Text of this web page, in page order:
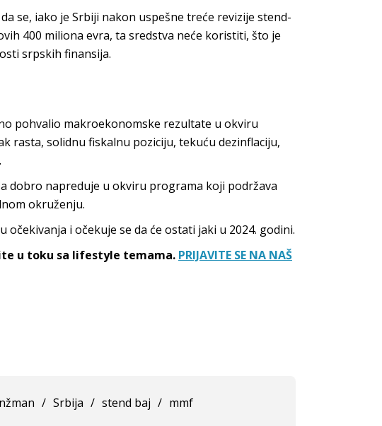
se, iako je Srbiji nakon uspešne treće revizije stend-
400 miliona evra, ta sredstva neće koristiti, što je
srpskih finansija.
pohvalio makroekonomske rezultate u okviru
rasta, solidnu fiskalnu poziciju, tekuću dezinflaciju,
dobro napreduje u okviru programa koji podržava
okruženju.
i očekuje se da će ostati jaki u 2024. godini.
u toku sa lifestyle temama. PRIJAVITE SE NA NAŠ
/ Srbija / stend baj / mmf